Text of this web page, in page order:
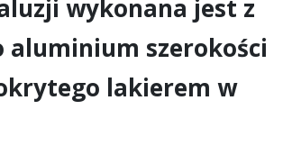
wykonana jest z
aluminium szerokości
lakierem w